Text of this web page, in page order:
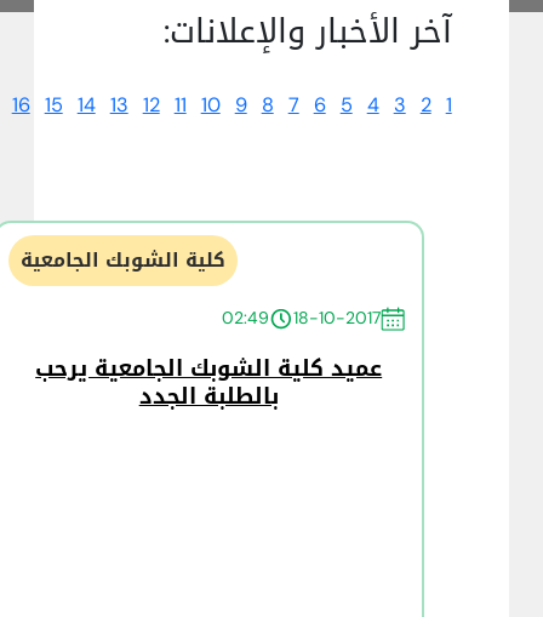
آخر الأخبار والإعلانات:
1
2
3
4
5
6
7
8
9
10
11
12
13
14
15
16
كلية الشوبك الجامعية
18-10-2017
02:49
عميد كلية الشوبك الجامعية يرحب
بالطلبة الجدد